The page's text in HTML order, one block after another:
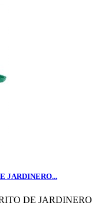
JARDINERO...
DE JARDINERO